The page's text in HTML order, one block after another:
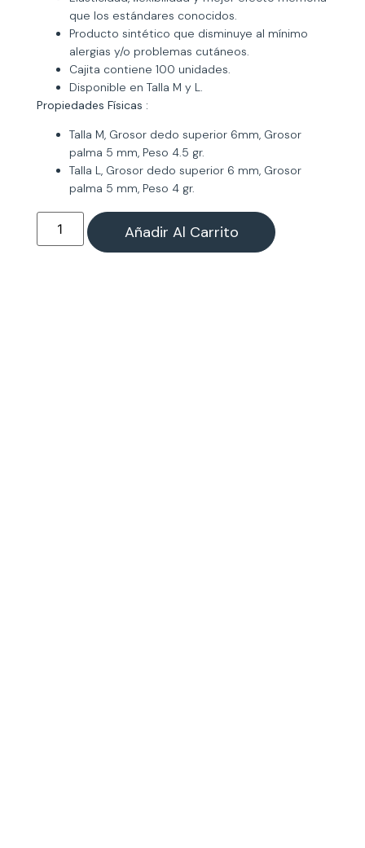
que los estándares conocidos.
Producto sintético que disminuye al mínimo
alergias y/o problemas cutáneos.
Cajita contiene 100 unidades.
Disponible en Talla M y L.
Propiedades Físicas :
Talla M, Grosor dedo superior 6mm, Grosor
palma 5 mm, Peso 4.5 gr.
Talla L, Grosor dedo superior 6 mm, Grosor
palma 5 mm, Peso 4 gr.
Añadir Al Carrito